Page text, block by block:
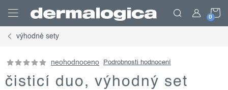
obsah
výhodné sety
neohodnoceno Podrobnosti hodnocení
čisticí duo, výhodný set